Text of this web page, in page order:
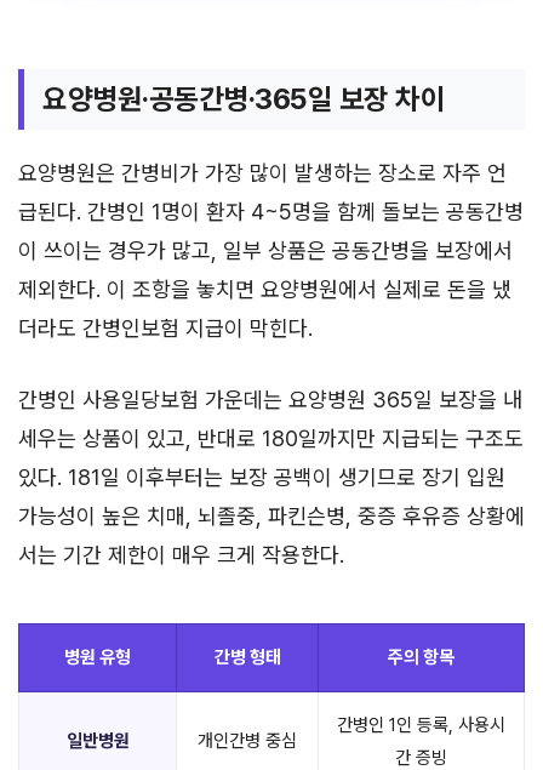
요양병원·공동간병·365일 보장 차이
요양병원은 간병비가 가장 많이 발생하는 장소로 자주 언
급된다. 간병인 1명이 환자 4~5명을 함께 돌보는 공동간병
이 쓰이는 경우가 많고, 일부 상품은 공동간병을 보장에서
제외한다. 이 조항을 놓치면 요양병원에서 실제로 돈을 냈
더라도 간병인보험 지급이 막힌다.
간병인 사용일당보험 가운데는 요양병원 365일 보장을 내
세우는 상품이 있고, 반대로 180일까지만 지급되는 구조도
있다. 181일 이후부터는 보장 공백이 생기므로 장기 입원
가능성이 높은 치매, 뇌졸중, 파킨슨병, 중증 후유증 상황에
서는 기간 제한이 매우 크게 작용한다.
병원 유형 간병 형태 주의 항목
일반병원 개인간병 중심
간병인 1인 등록, 사용시
간 증빙